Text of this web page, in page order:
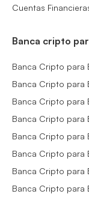
Cuentas
Banca cripto
Banca Cripto para
Banca Cripto para
Banca Cripto para
Banca Cripto para
Banca Cripto para
Banca Cripto para
Banca Cripto para
Banca Cripto para